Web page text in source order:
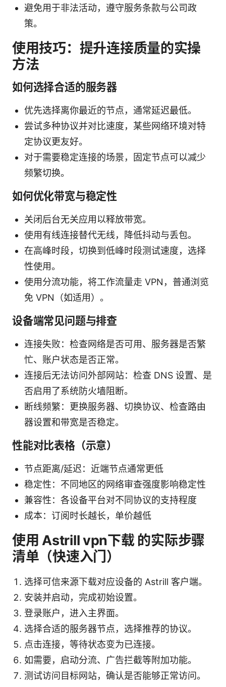
避免用于非法活动，遵守服务条款与公司政
策。
使用技巧：提升连接质量的实操
方法
如何选择合适的服务器
优先选择离你最近的节点，通常延迟最低。
尝试多种协议并对比速度，某些网络环境对特
定协议更友好。
对于需要稳定连接的场景，固定节点可以减少
频繁切换。
如何优化带宽与稳定性
关闭后台无关应用以释放带宽。
使用有线连接替代无线，降低抖动与丢包。
在高峰时段，切换到低峰时段测试速度，选择
性使用。
使用分流功能，将工作流量走 VPN，普通浏览
免 VPN（如适用）。
设备端常见问题与排查
连接失败：检查网络是否可用、服务器是否繁
忙、账户状态是否正常。
连接后无法访问外部网站：检查 DNS 设置、是
否启用了系统防火墙阻断。
断线频繁：更换服务器、切换协议、检查路由
器设置和带宽是否稳定。
性能对比表格（示意）
节点距离/延迟：近端节点通常更低
稳定性：不同地区的网络审查强度影响稳定性
兼容性：各设备平台对不同协议的支持程度
成本：订阅时长越长，单价越低
使用 Astrill vpn下载 的实际步骤
清单（快速入门）
选择可信来源下载对应设备的 Astrill 客户端。
安装并启动，完成初始设置。
登录账户，进入主界面。
选择合适的服务器节点，选择推荐的协议。
点击连接，等待状态变为已连接。
如需要，启动分流、广告拦截等附加功能。
测试访问目标网站，确认是否能够正常访问。